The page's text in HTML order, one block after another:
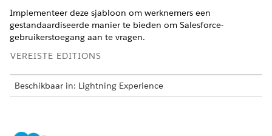
Implementeer deze sjabloon om werknemers een
gestandaardiseerde manier te bieden om Salesforce-
gebruikerstoegang aan te vragen.
VEREISTE EDITIONS
Beschikbaar in: Lightning Experience